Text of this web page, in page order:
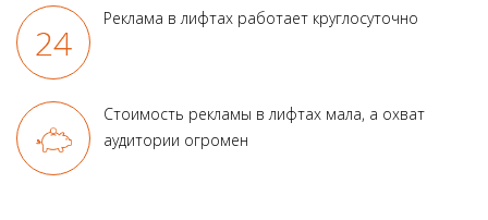
Реклама в лифтах работает круглосуточно
Стоимость рекламы в лифтах мала, а охват
аудитории огромен